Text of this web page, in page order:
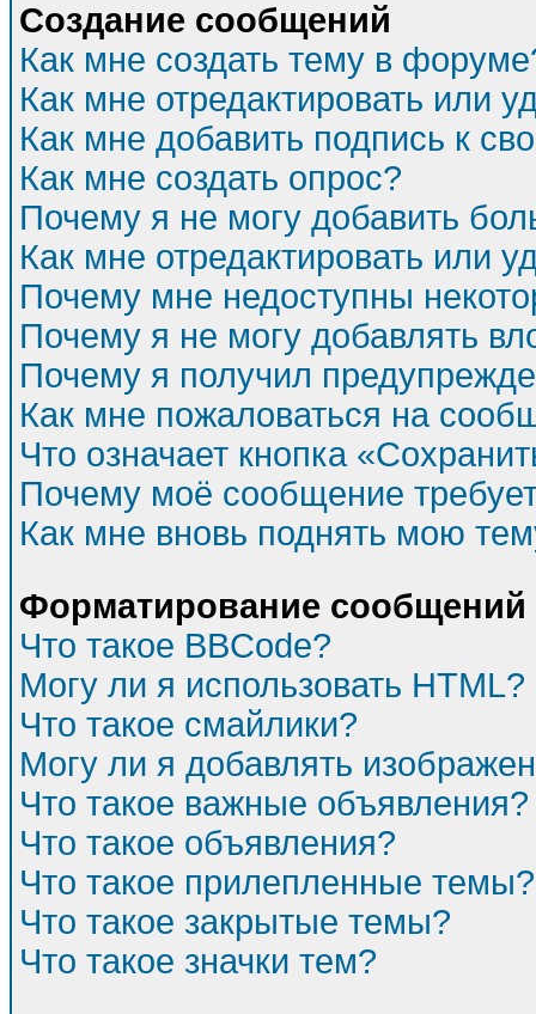
Создание сообщений
Как мне создать тему в
Как мне отредактировать или
Как мне добавить подпись к
Как мне создать опрос?
Почему я не могу добавить
Как мне отредактировать или
Почему мне недоступны
Почему я не могу добавлять
Почему я получил
Как мне пожаловаться на
Что означает кнопка
Почему моё сообщение
Как мне вновь поднять мою
Форматирование
Что такое BBCode?
Могу ли я использовать HTML?
Что такое смайлики?
Могу ли я добавлять
Что такое важные объявления?
Что такое объявления?
Что такое прилепленные темы?
Что такое закрытые темы?
Что такое значки тем?